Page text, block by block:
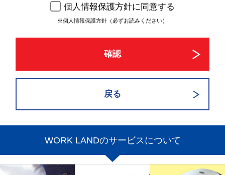
個人情報保護方針に同意する
※個人情報保護方針（必ずお読みください）
WORK LANDのサービスについて